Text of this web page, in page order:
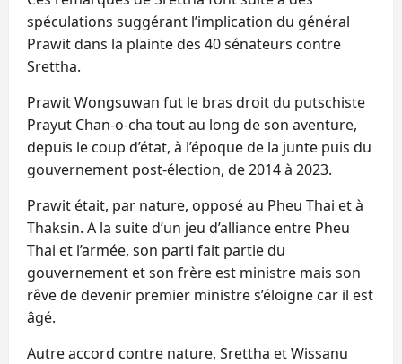
spéculations suggérant l’implication du général
Prawit dans la plainte des 40 sénateurs contre
Srettha.
Prawit Wongsuwan fut le bras droit du putschiste
Prayut Chan-o-cha tout au long de son aventure,
depuis le coup d’état, à l’époque de la junte puis du
gouvernement post-élection, de 2014 à 2023.
Prawit était, par nature, opposé au Pheu Thai et à
Thaksin. A la suite d’un jeu d’alliance entre Pheu
Thai et l’armée, son parti fait partie du
gouvernement et son frère est ministre mais son
rêve de devenir premier ministre s’éloigne car il est
âgé.
Autre accord contre nature, Srettha et Wissanu